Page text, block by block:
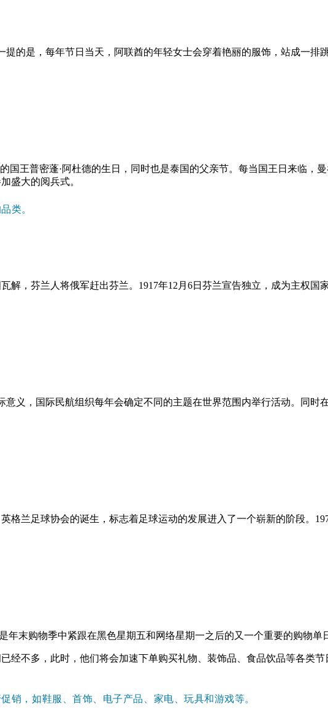
的是，每年节日当天，阿联酋的年轻女士会穿着艳丽的服饰，站成一排
国王普密蓬·阿杜德的生日，同时也是泰国的父亲节。每当国王日来临，
盛大的阅兵式。
类。
解，芬兰人将俄军赶出芬兰。1917年12月6日芬兰宣告独立，成为主权国
义，国际民航组织每年会确定不同的主题在世界范围内举行活动。同时
兰足球协会的诞生，标志着足球运动的发展进入了一个崭新的阶段。
末购物季中紧跟在黑色星期五和网络星期一之后的又一个重要的购物单
经不多，此时，他们将会加速下单购买礼物、装饰品、食品饮品等各类
，如鞋服、首饰、电子产品、家电、玩具和游戏等。